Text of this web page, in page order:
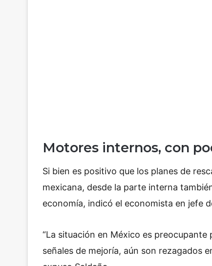
Motores internos, con
Si bien es positivo que los planes de
mexicana, desde la parte interna
economía, indicó el economista en jefe
“La situación en México es
señales de mejoría, aún son rezagados